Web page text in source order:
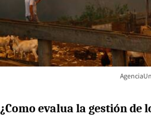
¿Como evalua la gestión de